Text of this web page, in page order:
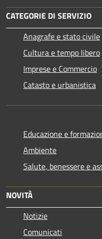
CATEGORIE DI SERVIZIO
Anagrafe e stato civile
Cultura e tempo libero
Imprese e Commercio
Catasto e urbanistica
Educazione e
Ambiente
Salute, benessere e
NOVITÀ
Notizie
Comunicati